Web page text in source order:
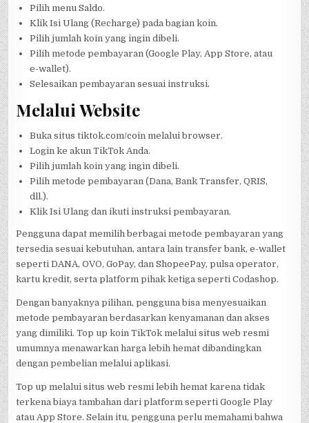
Pilih menu Saldo.
Klik Isi Ulang (Recharge) pada bagian koin.
Pilih jumlah koin yang ingin dibeli.
Pilih metode pembayaran (Google Play, App Store, atau
e-wallet).
Selesaikan pembayaran sesuai instruksi.
Melalui Website
Buka situs tiktok.com/coin melalui browser.
Login ke akun TikTok Anda.
Pilih jumlah koin yang ingin dibeli.
Pilih metode pembayaran (Dana, Bank Transfer, QRIS,
dll.).
Klik Isi Ulang dan ikuti instruksi pembayaran.
Pengguna dapat memilih berbagai metode pembayaran yang
tersedia sesuai kebutuhan, antara lain transfer bank, e-wallet
seperti DANA, OVO, GoPay, dan ShopeePay, pulsa operator,
kartu kredit, serta platform pihak ketiga seperti Codashop.
Dengan banyaknya pilihan, pengguna bisa menyesuaikan
metode pembayaran berdasarkan kenyamanan dan akses
yang dimiliki. Top up koin TikTok melalui situs web resmi
umumnya menawarkan harga lebih hemat dibandingkan
dengan pembelian melalui aplikasi.
Top up melalui situs web resmi lebih hemat karena tidak
terkena biaya tambahan dari platform seperti Google Play
atau App Store. Selain itu, pengguna perlu memahami bahwa